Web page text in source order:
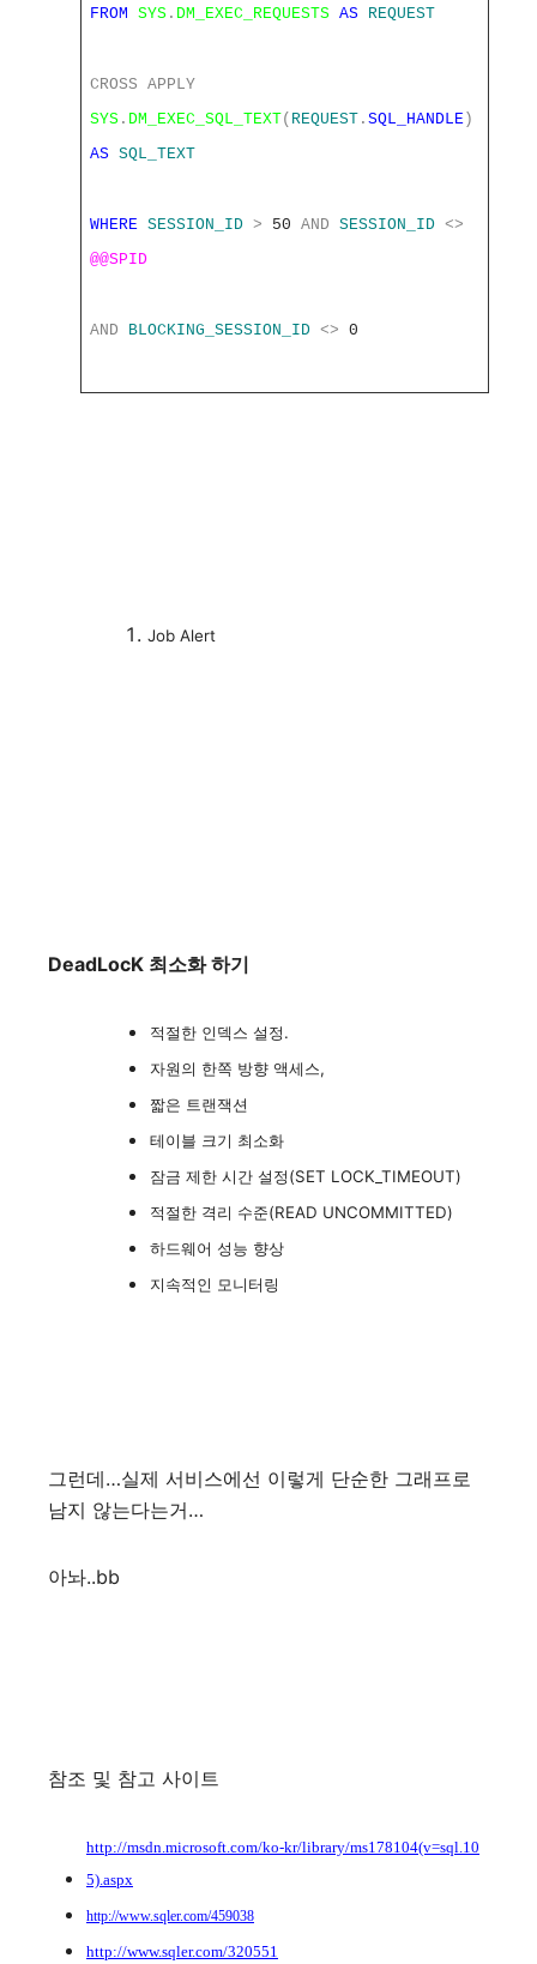
FROM SYS. DM_EXEC_REQUESTS AS REQUEST
CROSS APPLY
SYS. DM_EXEC_SQL_TEXT( REQUEST. SQL_HANDLE)
AS SQL_TEXT
WHERE SESSION_ID > 50 AND SESSION_ID <>
@@SPID
AND BLOCKING_SESSION_ID <> 0
Job Alert
DeadLocK 최소화 하기
적절한 인덱스 설정.
자원의 한쪽 방향 액세스,
짧은 트랜잭션
테이블 크기 최소화
잠금 제한 시간 설정(SET LOCK_TIMEOUT)
적절한 격리 수준(READ UNCOMMITTED)
하드웨어 성능 향상
지속적인 모니터링
그런데…실제 서비스에선 이렇게 단순한 그래프로
남지 않는다는거…
아놔..bb
참조 및 참고 사이트
http://msdn.microsoft.com/ko-kr/library/ms178104(v=sql.10
5).aspx
http://www.sqler.com/459038
http://www.sqler.com/320551